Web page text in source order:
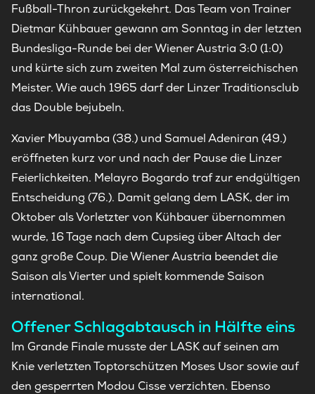
Fußball-Thron zurückgekehrt. Das Team von Trainer
Dietmar Kühbauer gewann am Sonntag in der letzten
Bundesliga-Runde bei der Wiener Austria 3:0 (1:0)
und kürte sich zum zweiten Mal zum österreichischen
Meister. Wie auch 1965 darf der Linzer Traditionsclub
das Double bejubeln.
Xavier Mbuyamba (38.) und Samuel Adeniran (49.)
eröffneten kurz vor und nach der Pause die Linzer
Feierlichkeiten. Melayro Bogardo traf zur endgültigen
Entscheidung (76.). Damit gelang dem LASK, der im
Oktober als Vorletzter von Kühbauer übernommen
wurde, 16 Tage nach dem Cupsieg über Altach der
ganz große Coup. Die Wiener Austria beendet die
Saison als Vierter und spielt kommende Saison
international.
Offener Schlagabtausch in Hälfte eins
Im Grande Finale musste der LASK auf seinen am
Knie verletzten Toptorschützen Moses Usor sowie auf
den gesperrten Modou Cisse verzichten. Ebenso